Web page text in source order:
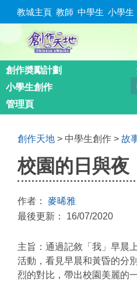
教城主頁 教師 中學生 小學生
創作奬勵計劃
小學生創作
管理頁
創作天地 > 中學生創作 > 故
校園的日與夜
作者： 麥晞雅
最後更新： 16/07/2020
主旨：通過記敘「我」早晨
活動，看見早晨和黃昏的分
烈的對比，帶出校園美麗的一